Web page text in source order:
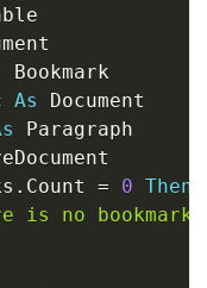
Bookmark
As Document
Paragraph
. Count = 0 Then
is no